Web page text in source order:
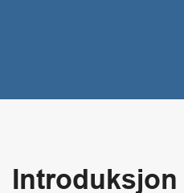
Introduksjon